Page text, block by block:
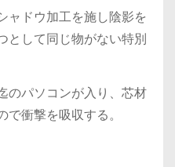
ャドウ加工を施し陰影を
として同じ物がない特別
のパソコンが入り、芯材
衝撃を吸収する。